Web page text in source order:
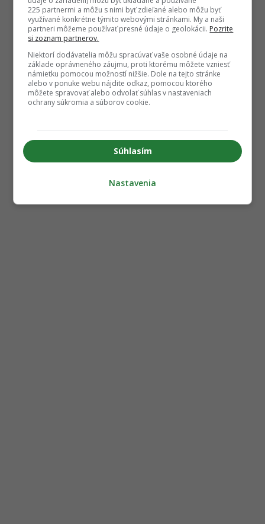
225 partnermi a môžu s nimi byť zdieľané alebo môžu byť
využívané konkrétne týmito webovými stránkami. My a naši
partneri môžeme používať presné údaje o geolokácii. Pozrite
si zoznam partnerov.
Niektorí dodávatelia môžu spracúvať vaše osobné údaje na
základe oprávneného záujmu, proti ktorému môžete vzniesť
námietku pomocou možností nižšie. Dole na tejto stránke
alebo v ponuke webu nájdite odkaz, pomocou ktorého
môžete spravovať alebo odvolať súhlas v nastaveniach
ochrany súkromia a súborov cookie.
Súhlasím
Nastavenia